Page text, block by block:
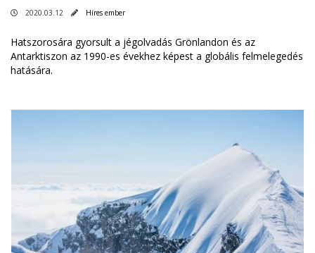
2020.03.12 Híres ember
Hatszorosára gyorsult a jégolvadás Grönlandon és az
Antarktiszon az 1990-es évekhez képest a globális felmelegedés
hatására.